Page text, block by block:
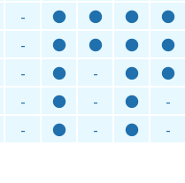
- ● ● ● ●
- ● ● ● ●
- ● - ● ●
- ● - ● -
- ● - ● -